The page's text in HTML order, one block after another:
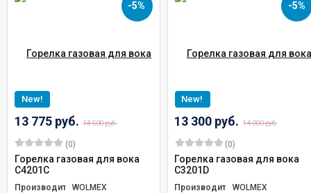
-5%
13 775 руб. 14 500 руб.
New!
(0)
Горелка газовая для вока
C4201C
ПроизводительWOLMEX
-5%
13 300 руб. 14 000 руб.
New!
(0)
Горелка газовая для вока
C3201D
ПроизводительWOLMEX